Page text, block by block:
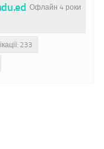
Офлайн 4 роки
233